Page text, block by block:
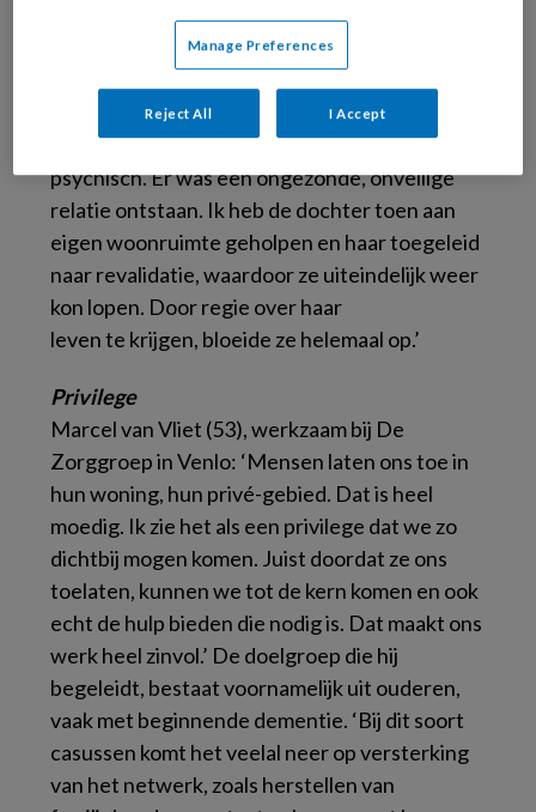
Neem de vrouw van middelbare leeftijd die ze
laatst begeleidde. ‘Als gevolg van een
herseninfarct heeft zij niet-aangeboren
hersenletsel (NAH). Daarom woonde ze nog bij
haar moeder, die ook ziek was; lichamelijk en
psychisch. Er was een ongezonde, onveilige
relatie ontstaan. Ik heb de dochter toen aan
eigen woonruimte geholpen en haar toegeleid
naar revalidatie, waardoor ze uiteindelijk weer
kon lopen. Door regie over haar
leven te krijgen, bloeide ze helemaal op.’
Privilege
Marcel van Vliet (53), werkzaam bij De
Zorggroep in Venlo: ‘Mensen laten ons toe in
hun woning, hun privé-gebied. Dat is heel
moedig. Ik zie het als een privilege dat we zo
dichtbij mogen komen. Juist doordat ze ons
toelaten, kunnen we tot de kern komen en ook
echt de hulp bieden die nodig is. Dat maakt ons
werk heel zinvol.’ De doelgroep die hij
begeleidt, bestaat voornamelijk uit ouderen,
vaak met beginnende dementie. ‘Bij dit soort
casussen komt het veelal neer op versterking
van het netwerk, zoals herstellen van
Manage Preferences
Reject All I Accept